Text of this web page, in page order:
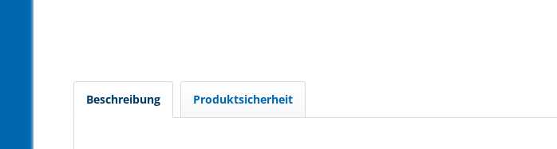
Beschreibung Produktsicherheit